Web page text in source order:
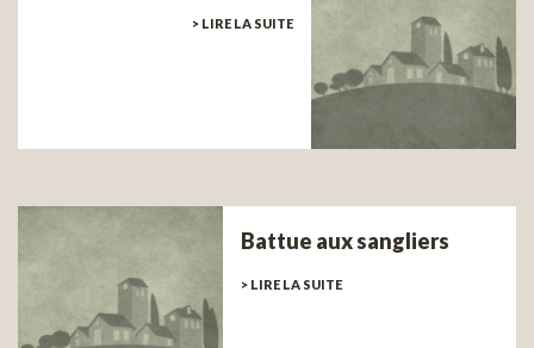
> LIRE LA SUITE
Battue aux sangliers
> LIRE LA SUITE